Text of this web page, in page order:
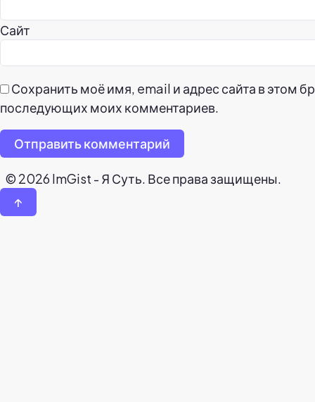
Сайт
Сохранить моё имя, email и адрес сайта в этом
последующих моих комментариев.
Отправить комментарий
© 2026 ImGist - Я Суть. Все права защищены.
↑